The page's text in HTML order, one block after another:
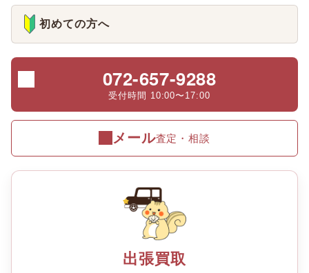
初めての方へ
072-657-9288
受付時間 10:00〜17:00
メール査定・相談
出張買取